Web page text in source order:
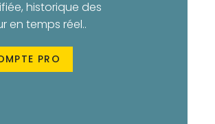
historique des
en temps réel..
PRO